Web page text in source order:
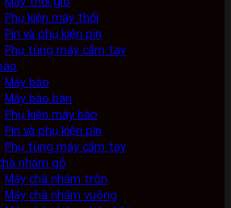
Phụ kiện máy thổi
Pin và phụ kiện pin
Phụ tùng máy cầm tay
Máy bào
Máy bào bàn
Phụ kiện máy bào
Pin và phụ kiện pin
Phụ tùng máy cầm tay
nhám gỗ
Máy chà nhám tròn
Máy chà nhám vuông